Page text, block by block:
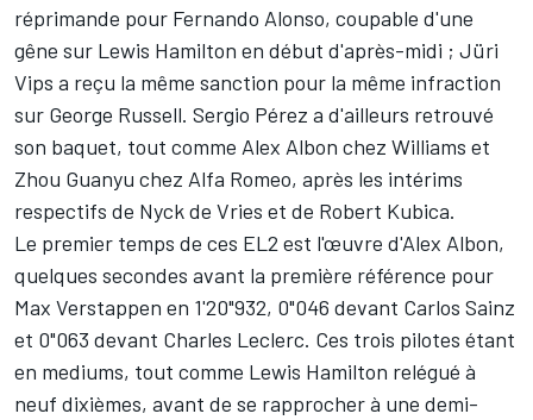
réprimande pour Fernando Alonso, coupable d'une
gêne sur Lewis Hamilton en début d'après-midi ; Jüri
Vips a reçu la même sanction pour la même infraction
sur George Russell. Sergio Pérez a d'ailleurs retrouvé
son baquet, tout comme Alex Albon chez Williams et
Zhou Guanyu chez Alfa Romeo, après les intérims
respectifs de Nyck de Vries et de Robert Kubica.
Le premier temps de ces EL2 est l'œuvre d'Alex Albon,
quelques secondes avant la première référence pour
Max Verstappen en 1'20"932, 0"046 devant Carlos Sainz
et 0"063 devant Charles Leclerc. Ces trois pilotes étant
en mediums, tout comme Lewis Hamilton relégué à
neuf dixièmes, avant de se rapprocher à une demi-